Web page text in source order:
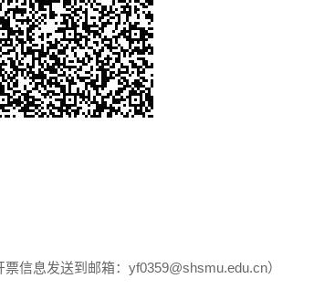
信息发送到邮箱：yf0359@shsmu.edu.cn）